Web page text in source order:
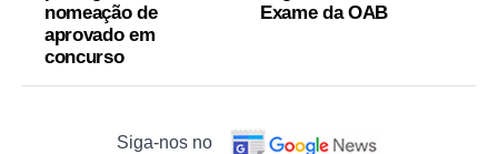
nomeação de
aprovado em
concurso
Exame da OAB
Siga-nos no